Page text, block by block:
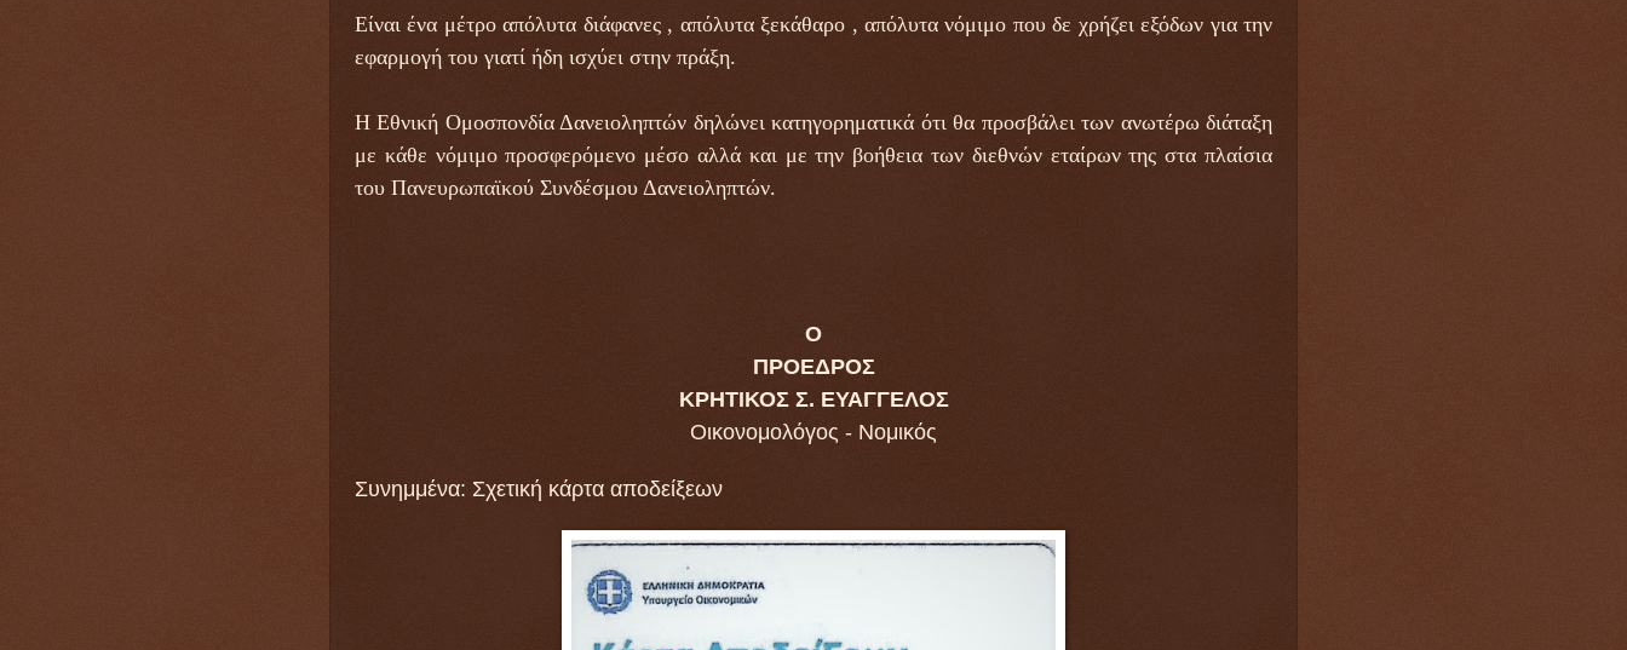
Είναι ένα μέτρο απόλυτα διάφανες , απόλυτα ξεκάθαρο , απόλυτα νόμιμο που δε χρήζει εξόδων για την
εφαρμογή του γιατί ήδη ισχύει στην πράξη.
Η Εθνική Ομοσπονδία Δανειοληπτών δηλώνει κατηγορηματικά ότι θα προσβάλει των ανωτέρω διάταξη
με κάθε νόμιμο προσφερόμενο μέσο αλλά και με την βοήθεια των διεθνών εταίρων της στα πλαίσια
του Πανευρωπαϊκού Συνδέσμου Δανειοληπτών.
Ο
ΠΡΟΕΔΡΟΣ
ΚΡΗΤΙΚΟΣ Σ. ΕΥΑΓΓΕΛΟΣ
Οικονομολόγος - Νομικός
Συνημμένα: Σχετική κάρτα αποδείξεων